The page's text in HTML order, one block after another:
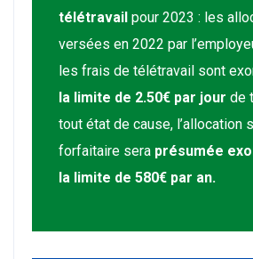
télétravail pour 2023 : les
versées en 2022 par
les frais de télétravail sont
la limite de 2.50€ par jour de
tout état de cause, l’allocation
forfaitaire sera présumée
la limite de 580€ par an.